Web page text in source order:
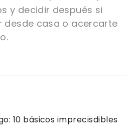
y decidir después si
desde casa o acercarte
10 básicos imprecisdibles